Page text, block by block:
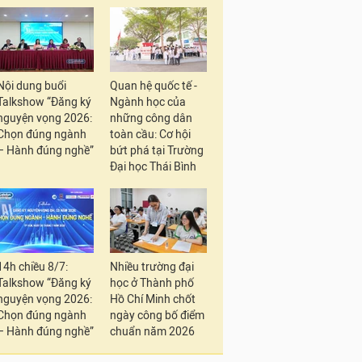
dung buổi
“Đăng ký
vọng 2026:
đúng ngành
Hành đúng nghề”
Quan hệ quốc tế -
Ngành học của
những công dân
toàn cầu: Cơ hội
bứt phá tại Trường
Đại học Thái Bình
chiều 8/7:
“Đăng ký
vọng 2026:
đúng ngành
Hành đúng nghề”
Nhiều trường đại
học ở Thành phố
Hồ Chí Minh chốt
ngày công bố điểm
chuẩn năm 2026